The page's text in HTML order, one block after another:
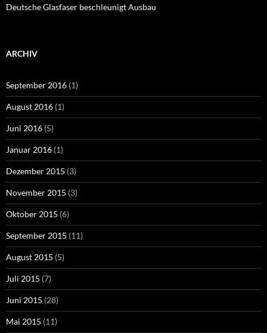
Deutsche Glasfaser beschleunigt Ausbau
ARCHIV
September 2016 (1)
August 2016 (1)
Juni 2016 (5)
Januar 2016 (1)
Dezember 2015 (3)
November 2015 (3)
Oktober 2015 (6)
September 2015 (11)
August 2015 (5)
Juli 2015 (7)
Juni 2015 (28)
Mai 2015 (11)